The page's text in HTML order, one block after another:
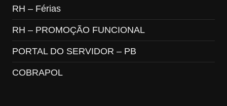
RH – Férias
RH – PROMOÇÃO FUNCIONAL
PORTAL DO SERVIDOR – PB
COBRAPOL